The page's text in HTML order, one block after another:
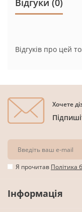
Відгуки (0)
Відгуків про цей
Хочете
Я прочитав Політика
Інформація